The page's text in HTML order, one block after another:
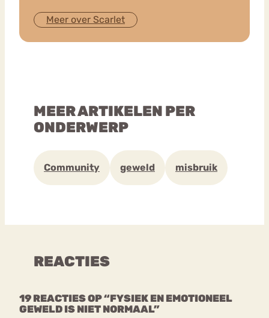
Meer over Scarlet
MEER ARTIKELEN PER
ONDERWERP
Community geweld misbruik
REACTIES
19 REACTIES OP “FYSIEK EN EMOTIONEEL
GEWELD IS NIET NORMAAL”